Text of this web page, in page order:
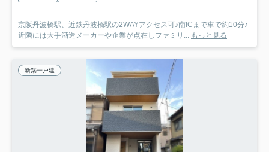
京阪丹波橋駅、近鉄丹波橋駅の2WAYアクセス可♪南ICまで車で約10分♪
近隣には大手酒造メーカーや企業が点在しファミリ... もっと見る
新築一戸建